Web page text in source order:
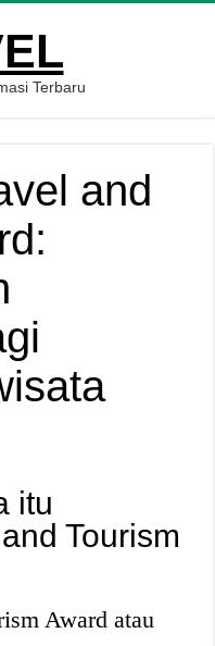
Terbaru
and
itu
Tourism
Award atau